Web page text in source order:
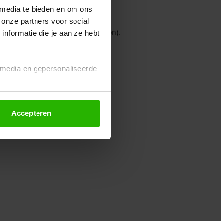
te bieden en om ons
partners voor social
die je aan ze hebt
en gepersonaliseerde
altijd wijzigen of
Accepteren
console for more information).